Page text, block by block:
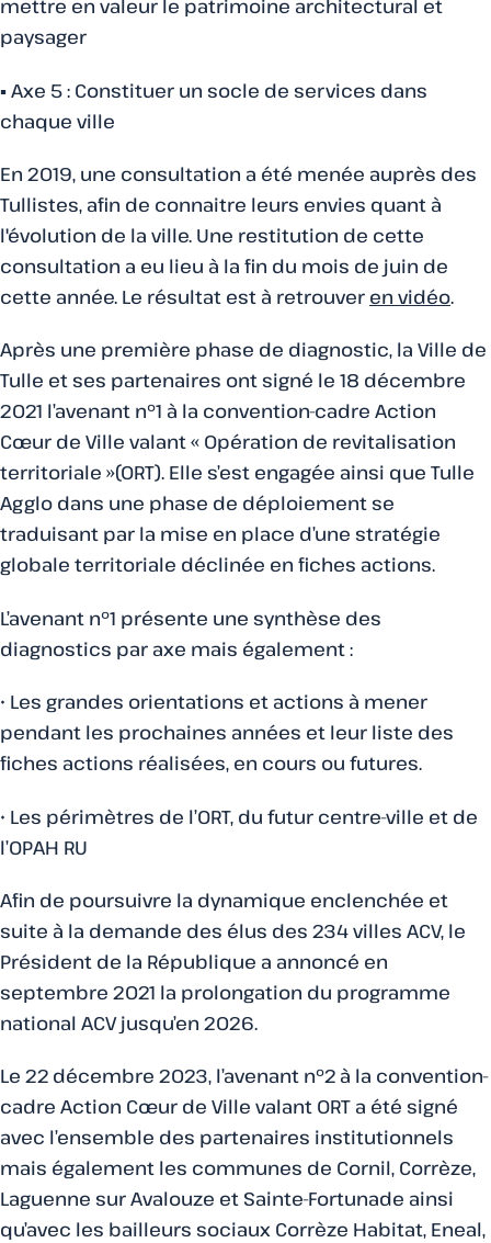
mettre en valeur le patrimoine architectural et
paysager
▪ Axe 5 : Constituer un socle de services dans
chaque ville
En 2019, une consultation a été menée auprès des
Tullistes, afin de connaitre leurs envies quant à
l'évolution de la ville. Une restitution de cette
consultation a eu lieu à la fin du mois de juin de
cette année. Le résultat est à retrouver en vidéo.
Après une première phase de diagnostic, la Ville de
Tulle et ses partenaires ont signé le 18 décembre
2021 l’avenant n°1 à la convention-cadre Action
Cœur de Ville valant « Opération de revitalisation
territoriale »(ORT). Elle s’est engagée ainsi que Tulle
Agglo dans une phase de déploiement se
traduisant par la mise en place d’une stratégie
globale territoriale déclinée en fiches actions.
L’avenant n°1 présente une synthèse des
diagnostics par axe mais également :
• Les grandes orientations et actions à mener
pendant les prochaines années et leur liste des
fiches actions réalisées, en cours ou futures.
• Les périmètres de l’ORT, du futur centre-ville et de
l’OPAH RU
Afin de poursuivre la dynamique enclenchée et
suite à la demande des élus des 234 villes ACV, le
Président de la République a annoncé en
septembre 2021 la prolongation du programme
national ACV jusqu’en 2026.
Le 22 décembre 2023, l’avenant n°2 à la convention-
cadre Action Cœur de Ville valant ORT a été signé
avec l’ensemble des partenaires institutionnels
mais également les communes de Cornil, Corrèze,
Laguenne sur Avalouze et Sainte-Fortunade ainsi
qu’avec les bailleurs sociaux Corrèze Habitat, Eneal,